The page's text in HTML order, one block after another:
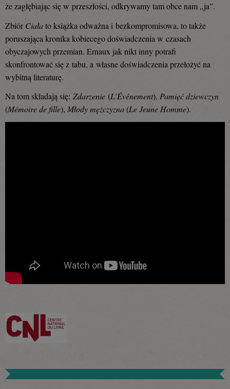
że zagłębiając się w przeszłości, odkrywamy tam obce nam „ja”.
ZbiórCiałato książka odważna i bezkompromisowa, to także
poruszająca kronika kobiecego doświadczenia w czasach
obyczajowych przemian. Ernaux jak nikt inny potrafi
skonfrontować się z tabu, a własne doświadczenia przełożyć na
wybitną literaturę.
Na tom składają się: Zdarzenie (L’Événement), Pamięć dziewczyn
(Mémoire de fille), Młody mężczyzna (Le Jeune Homme).